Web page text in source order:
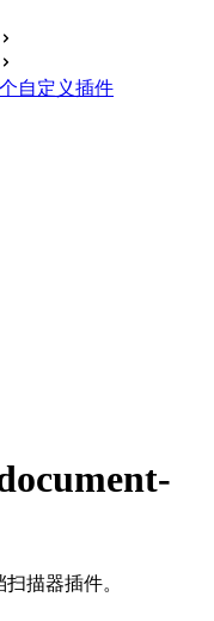
自定义插件
描器插件。